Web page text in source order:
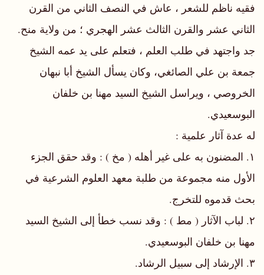
فقيه ناظم للشعر ، عاش في النصف الثاني من القرن
الثاني عشر والقرن الثالث عشر الهجري ؛ من ولاية منح.
جد واجتهد في طلب العلم ، فتعلم على يد عمه الشيخ
جمعة بن علي الصائغي، وكان يسأل الشيخ أبا نبهان
الخروصي ، ويراسل الشيخ السيد مهنا بن خلفان
البوسعيدي.
له عدة آثار علمية :
١. المضنون به على غير أهله ( مخ ) : وقد حقق الجزء
الأول منه مجموعة من طلبة معهد العلوم الشرعية في
بحث قدموه للتخرج.
٢. لباب الآثار ( مط ) : وقد نسب خطأ إلى الشيخ السيد
مهنا بن خلفان البوسعيدي.
٣. الإرشاد إلى سبيل الرشاد.